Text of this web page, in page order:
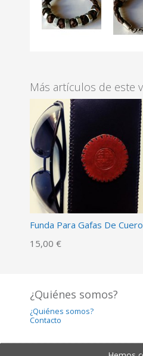
Más artículos de este
Funda Para Gafas De Cuero
15,00 €
¿Quiénes somos?
¿Quiénes somos?
Contacto